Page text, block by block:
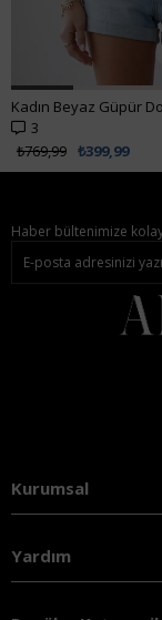
3
₺399,99
₺769,99
Haber bültenimize
Kurumsal
Yardım